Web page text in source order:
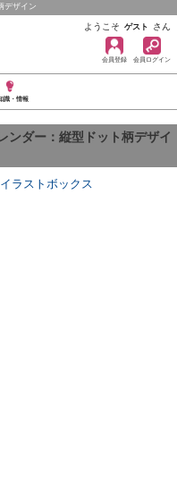
デザイン
ようこそ ゲスト さん
会員登録 会員ログイン
識・情報
ンダー：縦型ドット柄デザイ
イラストボックス